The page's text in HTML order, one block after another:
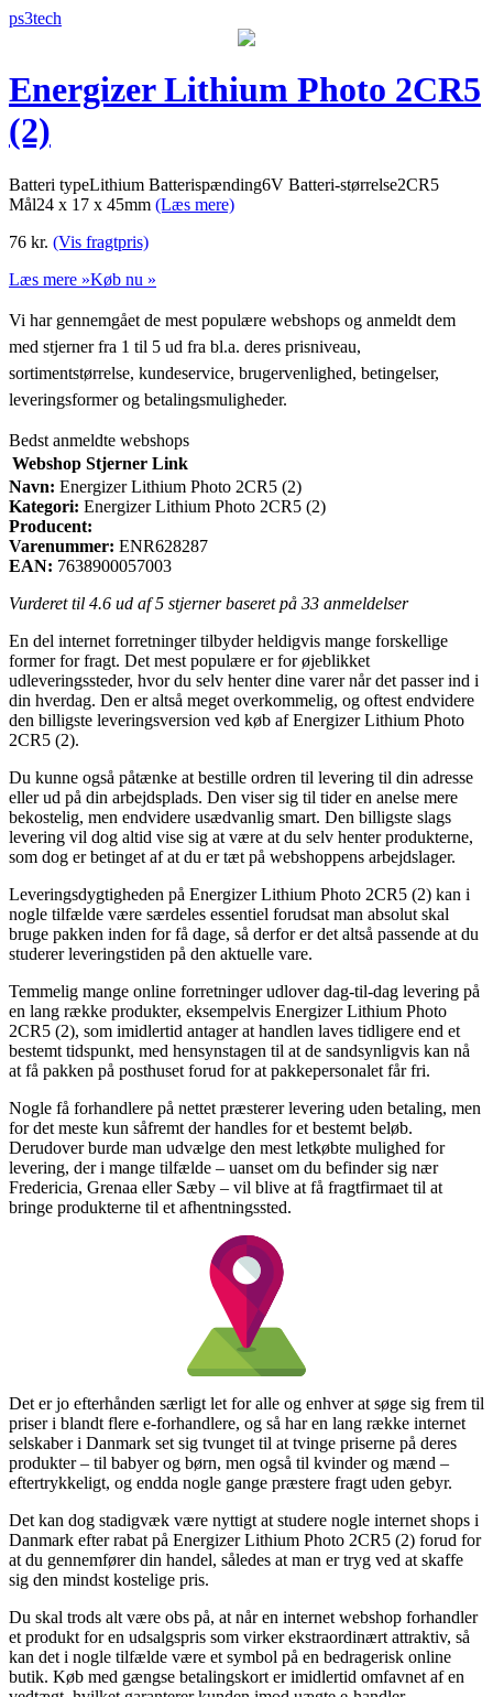
ps3tech
Energizer Lithium Photo 2CR5
(2)
Batteri typeLithium Batterispænding6V Batteri-størrelse2CR5
Mål24 x 17 x 45mm (Læs mere)
76 kr. (Vis fragtpris)
Læs mere »Køb nu »
Vi har gennemgået de mest populære webshops og anmeldt dem
med stjerner fra 1 til 5 ud fra bl.a. deres prisniveau,
sortimentstørrelse, kundeservice, brugervenlighed, betingelser,
leveringsformer og betalingsmuligheder.
Bedst anmeldte webshops
Webshop Stjerner Link
Navn: Energizer Lithium Photo 2CR5 (2)
Kategori: Energizer Lithium Photo 2CR5 (2)
Producent:
Varenummer: ENR628287
EAN: 7638900057003
Vurderet til 4.6 ud af 5 stjerner baseret på 33 anmeldelser
En del internet forretninger tilbyder heldigvis mange forskellige
former for fragt. Det mest populære er for øjeblikket
udleveringssteder, hvor du selv henter dine varer når det passer ind i
din hverdag. Den er altså meget overkommelig, og oftest endvidere
den billigste leveringsversion ved køb af Energizer Lithium Photo
2CR5 (2).
Du kunne også påtænke at bestille ordren til levering til din adresse
eller ud på din arbejdsplads. Den viser sig til tider en anelse mere
bekostelig, men endvidere usædvanlig smart. Den billigste slags
levering vil dog altid vise sig at være at du selv henter produkterne,
som dog er betinget af at du er tæt på webshoppens arbejdslager.
Leveringsdygtigheden på Energizer Lithium Photo 2CR5 (2) kan i
nogle tilfælde være særdeles essentiel forudsat man absolut skal
bruge pakken inden for få dage, så derfor er det altså passende at du
studerer leveringstiden på den aktuelle vare.
Temmelig mange online forretninger udlover dag-til-dag levering på
en lang række produkter, eksempelvis Energizer Lithium Photo
2CR5 (2), som imidlertid antager at handlen laves tidligere end et
bestemt tidspunkt, med hensynstagen til at de sandsynligvis kan nå
at få pakken på posthuset forud for at pakkepersonalet får fri.
Nogle få forhandlere på nettet præsterer levering uden betaling, men
for det meste kun såfremt der handles for et bestemt beløb.
Derudover burde man udvælge den mest letkøbte mulighed for
levering, der i mange tilfælde – uanset om du befinder sig nær
Fredericia, Grenaa eller Sæby – vil blive at få fragtfirmaet til at
bringe produkterne til et afhentningssted.
Det er jo efterhånden særligt let for alle og enhver at søge sig frem til
priser i blandt flere e-forhandlere, og så har en lang række internet
selskaber i Danmark set sig tvunget til at tvinge priserne på deres
produkter – til babyer og børn, men også til kvinder og mænd –
eftertrykkeligt, og endda nogle gange præstere fragt uden gebyr.
Det kan dog stadigvæk være nyttigt at studere nogle internet shops i
Danmark efter rabat på Energizer Lithium Photo 2CR5 (2) forud for
at du gennemfører din handel, således at man er tryg ved at skaffe
sig den mindst kostelige pris.
Du skal trods alt være obs på, at når en internet webshop forhandler
et produkt for en udsalgspris som virker ekstraordinært attraktiv, så
kan det i nogle tilfælde være et symbol på en bedragerisk online
butik. Køb med gængse betalingskort er imidlertid omfavnet af en